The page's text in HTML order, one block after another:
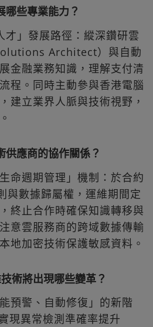
哪些專業能力？
才」發展路徑：縱深鑽研雲
Architect）與自動
金融業務知識，理解支付清
程。同時主動參與香港電腦
建立業界人脈與技術視野，
供應商的協作關係？
命週期管理」機制：於合約
與數據歸屬權，運維期間定
終止合作時確保知識轉移與
意雲服務商的跨域數據傳輸
地加密技術保護敏感資料。
術將出現哪些變革？
預警、自動修復」的新階
現異常檢測準確率提升